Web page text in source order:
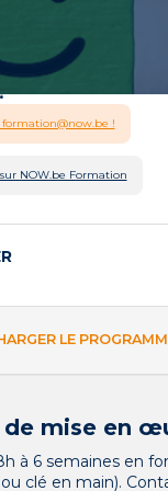
FORMATION
de
de mise en
à 6 semaines en
clé en main).
en INTRA
:Nous contacter
!
NOW.be Formation
LE